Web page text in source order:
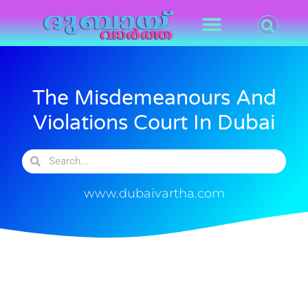
The Misdemeanours And
Violations Court In Dubai
www.dubaivartha.com